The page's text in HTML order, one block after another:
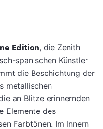
Edition, die Zenith
spanischen Künstler
die Beschichtung der
metallischen
an Blitze erinnernden
Elemente des
Farbtönen. Im Innern